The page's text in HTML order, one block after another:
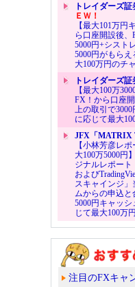
トレイダーズ証
ＥＷ！
【最大101万
ら口座開設後
5000円+シスト
5000円がもら
大100万円のチ
トレイダーズ
【最大100万
FX！から口座
上の取引で
に応じて最大
JFX「MATRIX
【小林芳彦レ
大100万5000円
ジナルレポート
および
スキャインジ
ムからの申込
5000円キャッ
じて最大100万
注目のFXキャ